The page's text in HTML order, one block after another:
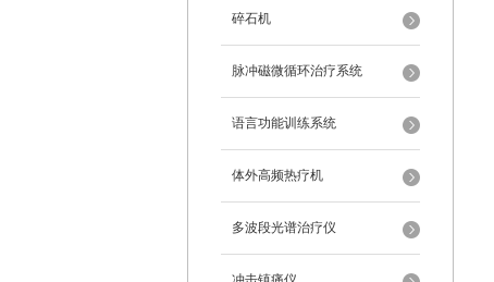
碎石机
脉冲磁微循环治疗系统
语言功能训练系统
体外高频热疗机
多波段光谱治疗仪